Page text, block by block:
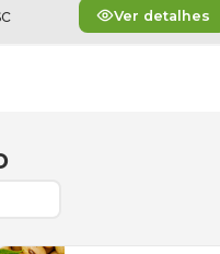
Ver detalhes